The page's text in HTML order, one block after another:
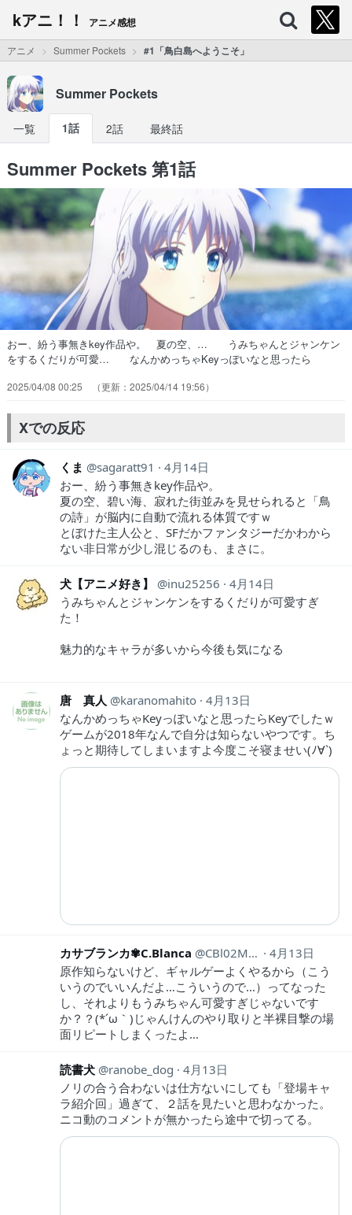
kアニ！！ アニメ感想
アニメ Summer Pockets #1「鳥白島へようこそ」
Summer Pockets
一覧 1話 2話 最終話
Summer Pockets 第1話
おー、紛う事無きkey作品や。 夏の空、… うみちゃんとジャンケン
をするくだりが可愛… なんかめっちゃKeyっぽいなと思ったら
ぁゲームのアニメ化だからなん… 今ん所、違和感なくふつーに見れて
Keyって聞いて主人公が痛い感じなの… 離島が舞台の、なんだろ、感
動させる系か、… 幼女のうみはジャンケン弱くてかわいい。で…
2025/04/08 00:25 2025/04/14 19:56
Xでの反応
くま sagaratt91
4月14日
おー、紛う事無きkey作品や。
夏の空、碧い海、寂れた街並みを見せられると「鳥
の詩」が脳内に自動で流れる体質ですｗ
とぼけた主人公と、SFだかファンタジーだかわから
ない非日常が少し混じるのも、まさに。
犬【アニメ好き】 inu25256
4月14日
うみちゃんとジャンケンをするくだりが可愛すぎ
た！
魅力的なキャラが多いから今後も気になる
唐 真人 karanomahito 4月13日
なんかめっちゃKeyっぽいなと思ったらKeyでしたｗ
ゲームが2018年なんで自分は知らないやつです。ち
ょっと期待してしまいますよ今度こそ寝ませい(ﾉ∀`)
カサブランカ✾C.Blanca CBl02Mi22LUVer
4月13日
原作知らないけど、ギャルゲーよくやるから（こう
いうのでいいんだよ…こういうので…）ってなった
し、それよりもうみちゃん可愛すぎじゃないです
か？？(*´ω｀)じゃんけんのやり取りと半裸目撃の場
面リピートしまくったよ…
読書犬 ranobe_dog
4月13日
ノリの合う合わないは仕方ないにしても「登場キャ
ラ紹介回」過ぎて、２話を見たいと思わなかった。
ニコ動のコメントが無かったら途中で切ってる。